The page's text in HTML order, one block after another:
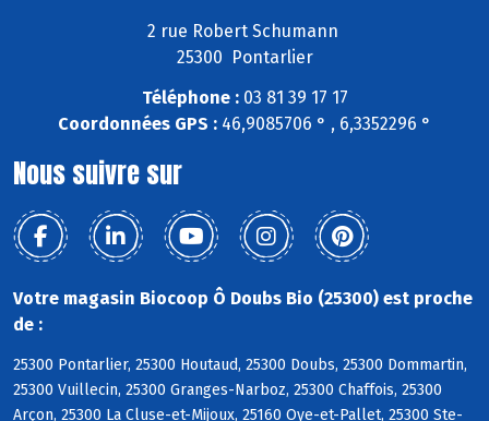
2 rue Robert Schumann
25300 Pontarlier
Téléphone :03 81 39 17 17
Coordonnées GPS : 46,9085706 ° , 6,3352296 °
Nous suivre sur
Votre magasin Biocoop Ô Doubs Bio (25300) est proche
de :
25300 Pontarlier, 25300 Houtaud, 25300 Doubs, 25300 Dommartin,
25300 Vuillecin, 25300 Granges-Narboz, 25300 Chaffois, 25300
Arçon, 25300 La Cluse-et-Mijoux, 25160 Oye-et-Pallet, 25300 Ste-